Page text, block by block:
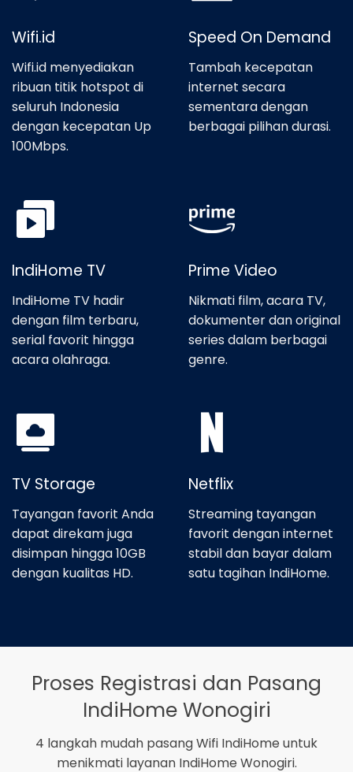
Wifi.id
Wifi.id menyediakan
ribuan titik hotspot di
seluruh Indonesia
dengan kecepatan Up
100Mbps.
Speed On Demand
Tambah kecepatan
internet secara
sementara dengan
berbagai pilihan durasi.
IndiHome TV
IndiHome TV hadir
dengan film terbaru,
serial favorit hingga
acara olahraga.
Prime Video
Nikmati film, acara TV,
dokumenter dan original
series dalam berbagai
genre.
TV Storage
Tayangan favorit Anda
dapat direkam juga
disimpan hingga 10GB
dengan kualitas HD.
Netflix
Streaming tayangan
favorit dengan internet
stabil dan bayar dalam
satu tagihan IndiHome.
Proses Registrasi dan Pasang
IndiHome Wonogiri
4 langkah mudah pasang Wifi IndiHome untuk
menikmati layanan IndiHome Wonogiri.